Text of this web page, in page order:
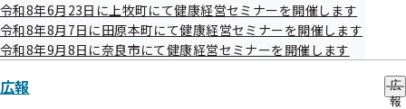
令和8年6月23日に上牧町にて健康経営セミナーを開催します
令和8年8月7日に田原本町にて健康経営セミナーを開催します
令和8年9月8日に奈良市にて健康経営セミナーを開催します
広報
広
報
判明契機